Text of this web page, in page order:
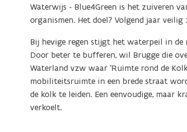
Waterwijs - Blue4Green is het zuiveren
organismen. Het doel? Volgend jaar
Bij hevige regen stijgt het waterpeil in
Door beter te bufferen, wil Brugge die
Waterland vzw waar ‘Ruimte rond de
mobiliteitsruimte in een brede straat
de kolk te leiden. Een eenvoudige, maar
verkoelt.